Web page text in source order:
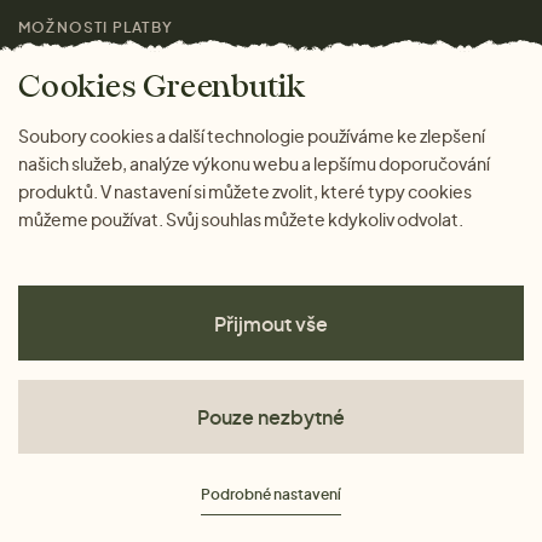
Magazín
MOŽNOSTI PLATBY
Ochrana osobních údajů
Cookies
Cookies Greenbutik
Soubory cookies a další technologie používáme ke zlepšení
našich služeb, analýze výkonu webu a lepšímu doporučování
produktů. V nastavení si můžete zvolit, které typy cookies
můžeme používat. Svůj souhlas můžete kdykoliv odvolat.
Přijmout vše
Pouze nezbytné
Podrobné nastavení